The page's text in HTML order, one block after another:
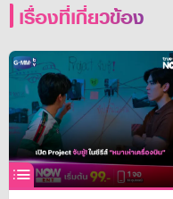
เรื่องที่เกี่ยวข้อง